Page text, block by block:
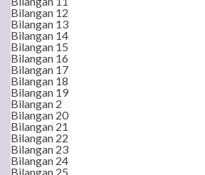
Bilangan 12
Bilangan 13
Bilangan 14
Bilangan 15
Bilangan 16
Bilangan 17
Bilangan 18
Bilangan 19
Bilangan 2
Bilangan 20
Bilangan 21
Bilangan 22
Bilangan 23
Bilangan 24
Bilangan 25